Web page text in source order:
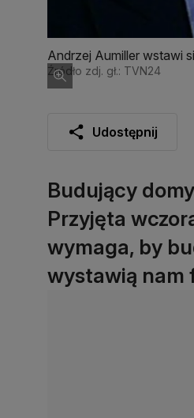
Andrzej Aumiller wstawi
Źródło zdj. gł.: TVN24
Udostępnij
Budujący
Przyjęta
wymaga, by
wystawią nam